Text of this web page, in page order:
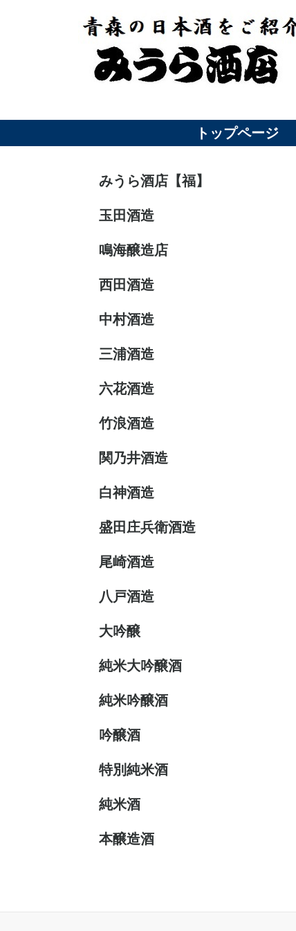
トップページ
みうら酒店【福】
玉田酒造
鳴海醸造店
西田酒造
中村酒造
三浦酒造
六花酒造
竹浪酒造
関乃井酒造
白神酒造
盛田庄兵衛酒造
尾崎酒造
八戸酒造
大吟醸
純米大吟醸酒
純米吟醸酒
吟醸酒
特別純米酒
純米酒
本醸造酒